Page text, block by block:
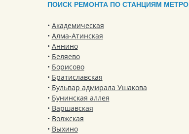
ПОИСК РЕМОНТА ПО СТАНЦИЯМ МЕТРО
Академическая
Алма-Атинская
Аннино
Беляево
Борисово
Братиславская
Бульвар адмирала Ушакова
Бунинская аллея
Варшавская
Волжская
Выхино